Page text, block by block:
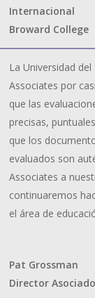
Internacional
Broward College
La Universidad
Associates por
que las
precisas,
que los
evaluados son
Associates a
continuaremos
el área de
Pat Grossman
Director